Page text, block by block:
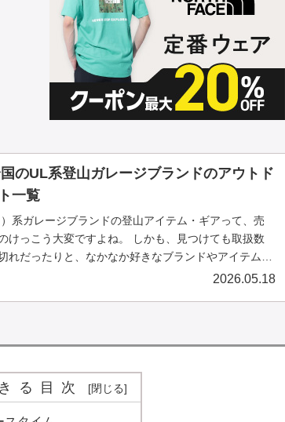
のUL系登山ガレージブランドのアウトド
一覧
系ガレージブランドの登山アイテム・ギアって、売
けっこう大変ですよね。 しかも、見つけても取扱数
れだったりと、なかなか好きなブランドやアイテムに
2026.05.18
る目次